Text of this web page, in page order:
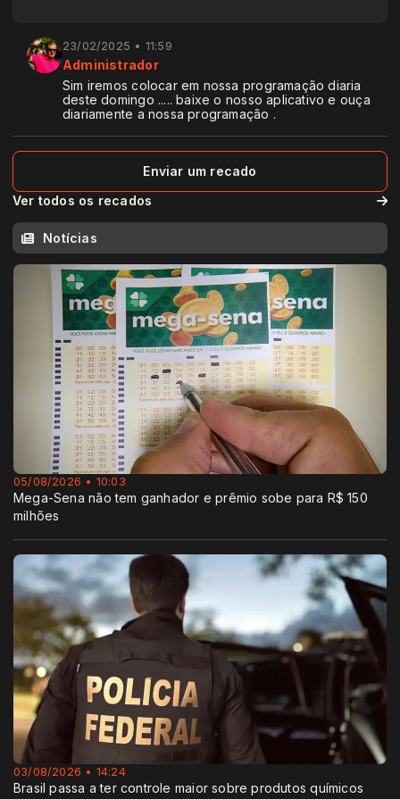
Administrador
23/02/2025 • 11:59
Sim iremos colocar em nossa programação diaria
deste domingo ..... baixe o nosso aplicativo e ouça
diariamente a nossa programação .
Enviar um recado
Ver todos os recados
Notícias
05/08/2026 • 10:03
Mega-Sena não tem ganhador e prêmio sobe para R$ 150
milhões
03/08/2026 • 14:24
Brasil passa a ter controle maior sobre produtos químicos